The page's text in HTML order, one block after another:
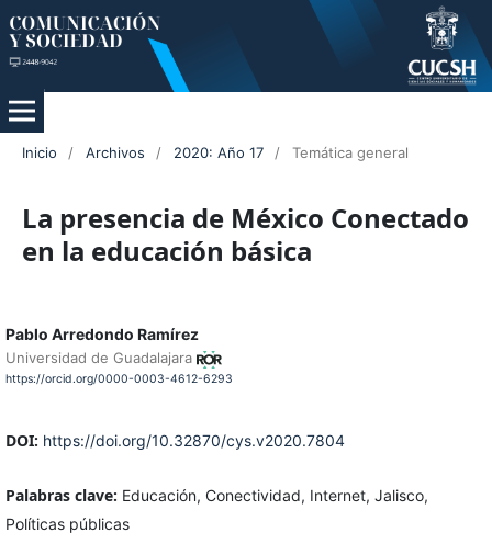
Inicio / Archivos / 2020: Año 17 / Temática general
La presencia de México Conectado
en la educación básica
Pablo Arredondo Ramírez
Universidad de Guadalajara
https://orcid.org/0000-0003-4612-6293
DOI: https://doi.org/10.32870/cys.v2020.7804
Palabras clave: Educación, Conectividad, Internet, Jalisco,
Políticas públicas